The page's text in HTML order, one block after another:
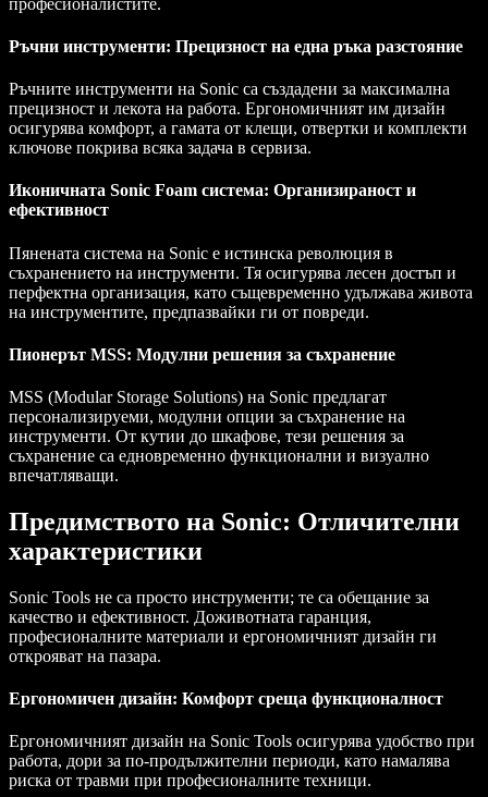
Ръчни инструменти: Прецизност на една ръка разстояние
Ръчните инструменти на Sonic са създадени за максимална
прецизност и лекота на работа. Ергономичният им дизайн
осигурява комфорт, а гамата от клещи, отвертки и комплекти
ключове покрива всяка задача в сервиза.
Иконичната Sonic Foam система: Организираност и
ефективност
Пянената система на Sonic е истинска революция в
съхранението на инструменти. Тя осигурява лесен достъп и
перфектна организация, като същевременно удължава живота
на инструментите, предпазвайки ги от повреди.
Пионерът MSS: Модулни решения за съхранение
MSS (Modular Storage Solutions) на Sonic предлагат
персонализируеми, модулни опции за съхранение на
инструменти. От кутии до шкафове, тези решения за
съхранение са едновременно функционални и визуално
впечатляващи.
Предимството на Sonic: Отличителни
характеристики
Sonic Tools не са просто инструменти; те са обещание за
качество и ефективност. Доживотната гаранция,
професионалните материали и ергономичният дизайн ги
открояват на пазара.
Ергономичен дизайн: Комфорт среща функционалност
Ергономичният дизайн на Sonic Tools осигурява удобство при
работа, дори за по-продължителни периоди, като намалява
риска от травми при професионалните техници.